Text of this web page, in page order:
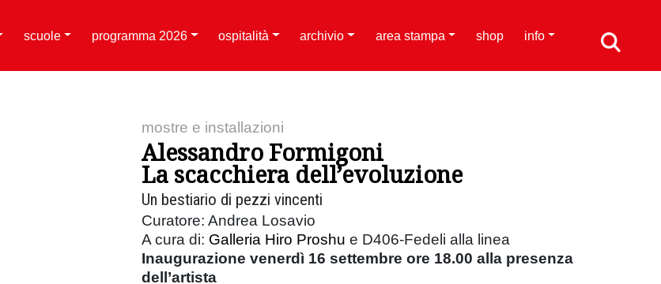
scuole programma 2026 ospitalità archivio area stampa shop info
mostre e installazioni
Alessandro Formigoni
La scacchiera dell’evoluzione
Un bestiario di pezzi vincenti
Curatore: Andrea Losavio
A cura di: Galleria Hiro Proshu e D406-Fedeli alla linea
Inaugurazione venerdì 16 settembre ore 18.00 alla presenza
dell’artista